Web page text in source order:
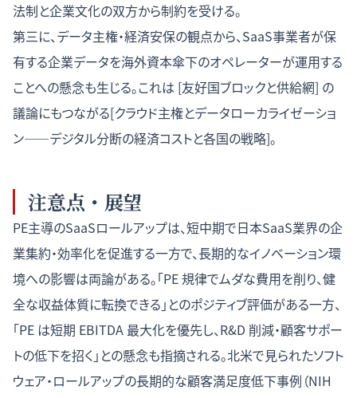
法制と企業文化の双方から制約を受ける。
第三に、データ主権・経済安保の観点から、SaaS事業者が保
有する企業データを海外資本傘下のオペレーターが運用する
ことへの懸念も生じる。これは [友好国ブロックと供給網] の
議論にもつながる[クラウド主権とデータローカライゼーショ
ン――デジタル分断の経済コストと各国の戦略]。
注意点・展望
PE主導のSaaSロールアップは、短中期で日本SaaS業界の企
業集約・効率化を促進する一方で、長期的なイノベーション環
境への影響は両論がある。「PE 規律でムダな費用を削り、健
全な収益体質に転換できる」とのポジティブ評価がある一方、
「PE は短期 EBITDA 最大化を優先し、R&D 削減・顧客サポー
トの低下を招く」との懸念も指摘される。北米で見られたソフト
ウェア・ロールアップの長期的な顧客満足度低下事例（NIH